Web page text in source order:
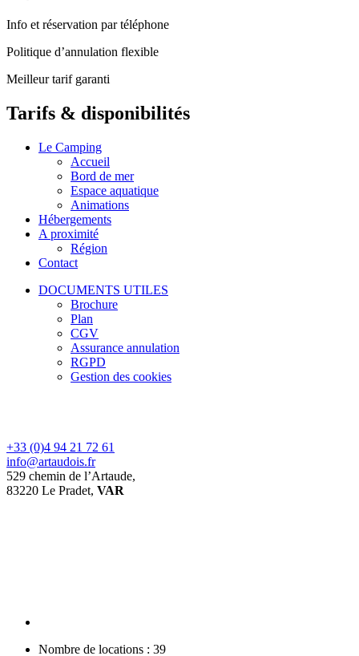
Info et réservation par téléphone
Politique d’annulation flexible
Meilleur tarif garanti
Tarifs & disponibilités
Le Camping
Accueil
Bord de mer
Espace aquatique
Animations
Hébergements
A proximité
Région
Contact
DOCUMENTS UTILES
Brochure
Plan
CGV
Assurance annulation
RGPD
Gestion des cookies
+33 (0)4 94 21 72 61
info@artaudois.fr
529 chemin de l’Artaude,
83220 Le Pradet, VAR
Nombre de locations : 39